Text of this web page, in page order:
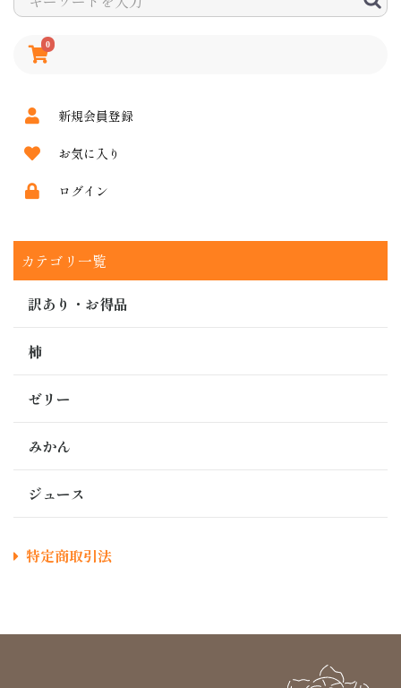
0
新規会員登録
お気に入り
ログイン
カテゴリ一覧
訳あり・お得品
柿
ゼリー
みかん
ジュース
特定商取引法